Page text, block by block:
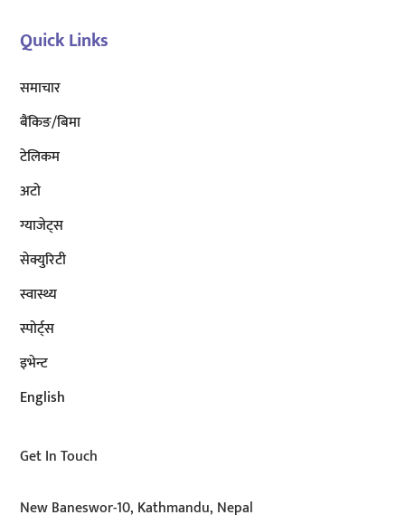
Quick Links
समाचार
बैंकिङ/बिमा
टेलिकम
अटाे
ग्याजेट्स
सेक्युरिटी
स्वास्थ्य
स्पोर्ट्स
इभेन्ट
English
Get In Touch
New Baneswor-10, Kathmandu, Nepal